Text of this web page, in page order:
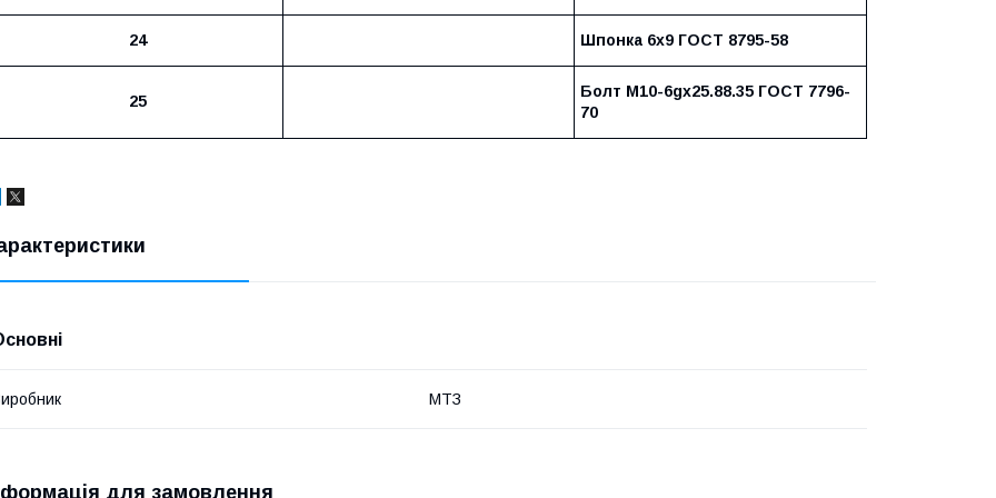
24 Шпонка 6х9 ГОСТ 8795-58
25
Болт М10-6gх25.88.35 ГОСТ 7796-
70
МТЗ
для замовлення